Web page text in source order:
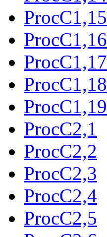
ProcC1,15
ProcC1,16
ProcC1,17
ProcC1,18
ProcC1,19
ProcC2,1
ProcC2,2
ProcC2,3
ProcC2,4
ProcC2,5